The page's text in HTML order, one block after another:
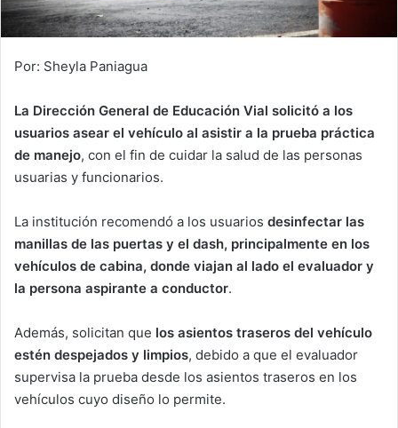
Por: Sheyla Paniagua
La Dirección General de Educación Vial solicitó a los
usuarios asear el vehículo al asistir a la prueba práctica
de manejo, con el fin de cuidar la salud de las personas
usuarias y funcionarios.
La institución recomendó a los usuarios desinfectar las
manillas de las puertas y el dash, principalmente en los
vehículos de cabina, donde viajan al lado el evaluador y
la persona aspirante a conductor.
Además, solicitan que los asientos traseros del vehículo
estén despejados y limpios, debido a que el evaluador
supervisa la prueba desde los asientos traseros en los
vehículos cuyo diseño lo permite.